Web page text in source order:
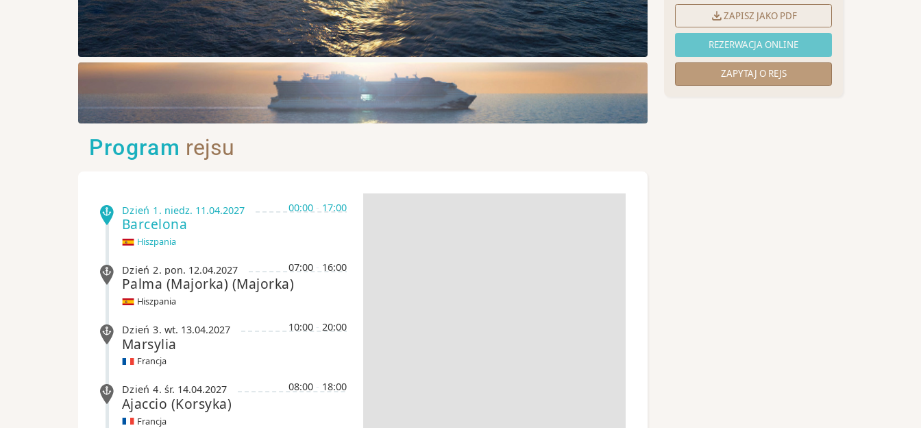
Program rejsu
00:00 - 17:00
Dzień 1 . niedz. 11.04.2027
Barcelona
Hiszpania
07:00 - 16:00
Dzień 2. pon. 12.04.2027
Palma (Majorka) (Majorka)
Hiszpania
10:00 - 20:00
Dzień 3. wt. 13.04.2027
Marsylia
Francja
08:00 - 18:00
Dzień 4. śr. 14.04.2027
Ajaccio (Korsyka)
Francja
ZAPISZ JAKO PDF
REZERWACJA ONLINE
ZAPYTAJ O REJS